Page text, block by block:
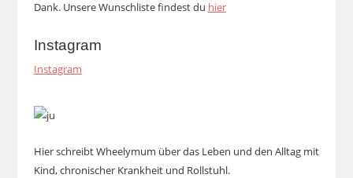
Dank. Unsere Wunschliste findest du hier
Instagram
Instagram
Hier schreibt Wheelymum über das Leben und den Alltag mit
Kind, chronischer Krankheit und Rollstuhl.